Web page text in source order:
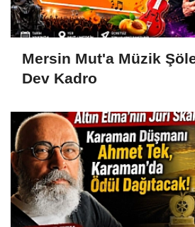
Mersin Mut'a Müzik
Dev Kadro